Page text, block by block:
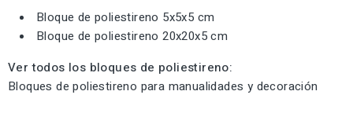
Bloque de poliestireno 5x5x5 cm
Bloque de poliestireno 20x20x5 cm
Ver todos los bloques de poliestireno:
Bloques de poliestireno para manualidades y decoración